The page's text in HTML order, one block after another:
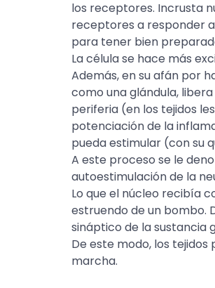
los receptores. Incrusta
receptores a responder
para tener bien
La célula se hace más
Además, en su afán por
como una glándula,
periferia (en los tejidos
potenciación de la
pueda estimular (con su
A este proceso se le
autoestimulación de la
Lo que el núcleo recibía
estruendo de un bombo.
sináptico de la sustancia
De este modo, los
marcha.